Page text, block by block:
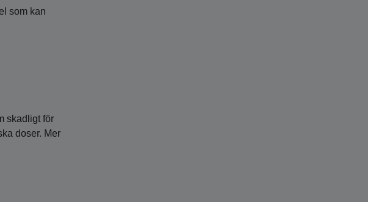
som kan
skadligt för
doser. Mer